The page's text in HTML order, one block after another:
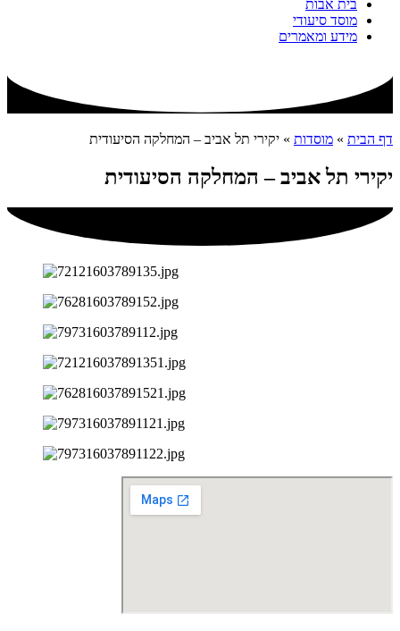
בית אבות
מוסד סיעודי
מידע ומאמרים
דף הבית » מוסדות » יקירי תל אביב – המחלקה הסיעודית
יקירי תל אביב – המחלקה הסיעודית